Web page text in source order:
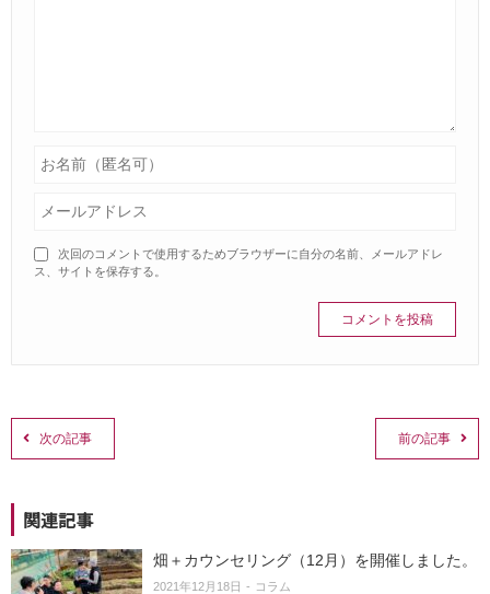
次回のコメントで使用するためブラウザーに自分の名前、メールアドレ
ス、サイトを保存する。
前の記事
次の記事
関連記事
畑＋カウンセリング（12月）を開催しました。
2021年12月18日 コラム